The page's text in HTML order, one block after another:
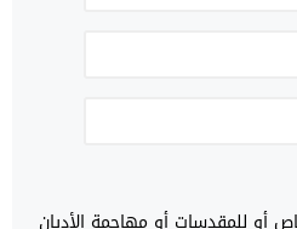
أو للمقدسات أو مهاجمة الأديان